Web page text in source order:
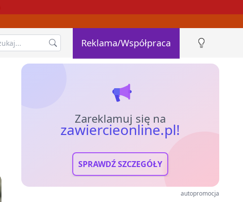
Reklama/Współpraca
Zareklamuj się na
zawiercieonline.pl!
SPRAWDŹ SZCZEGÓŁY
autopromocja